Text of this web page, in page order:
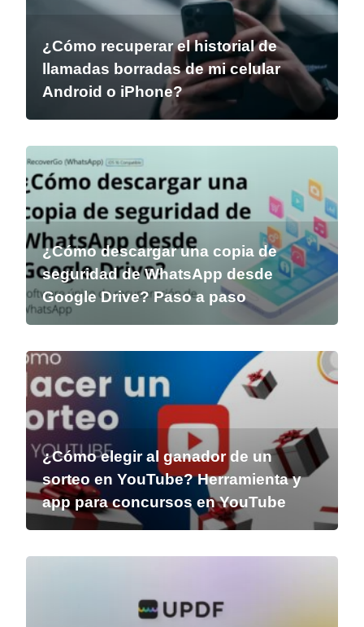
¿Cómo recuperar el historial de
llamadas borradas de mi celular
Android o iPhone?
¿Cómo descargar una copia de
seguridad de WhatsApp desde
Google Drive? Paso a paso
¿Cómo elegir al ganador de un
sorteo en YouTube? Herramienta y
app para concursos en YouTube